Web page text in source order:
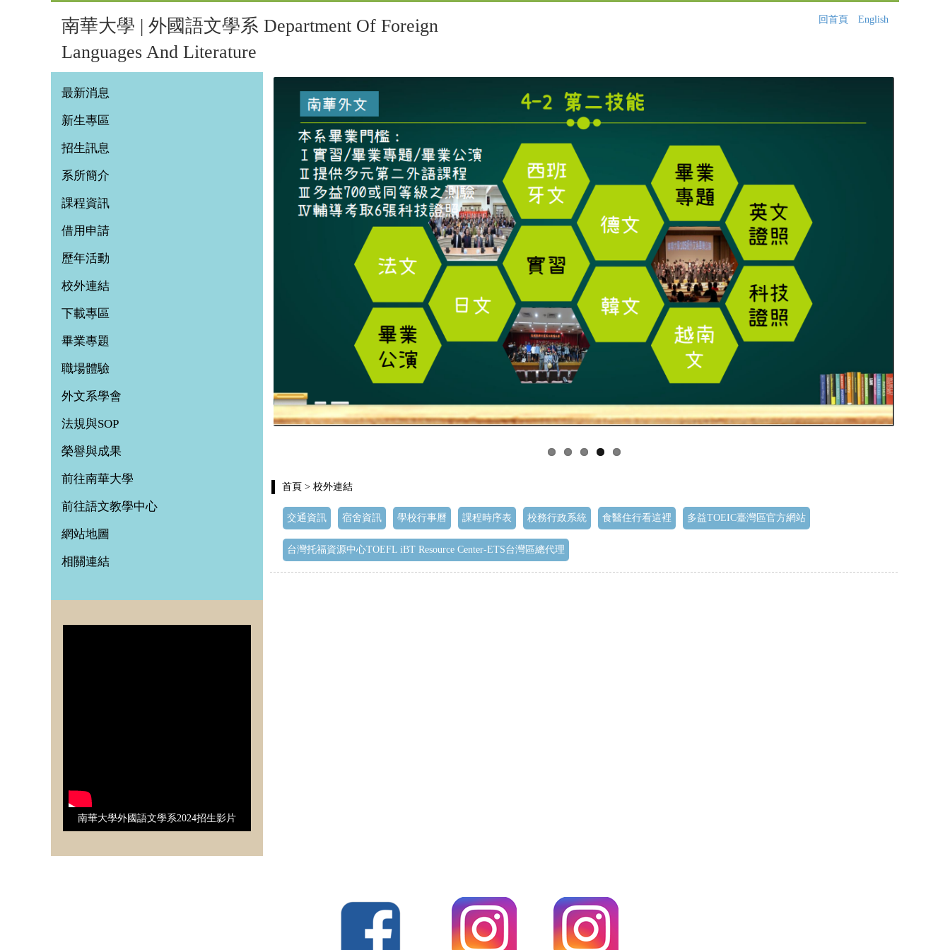
南華大學 | 外國語文學系 Department Of Foreign
Languages And Literature
回首頁 English
最新消息
新生專區
招生訊息
系所簡介
課程資訊
借用申請
歷年活動
校外連結
下載專區
畢業專題
職場體驗
外文系學會
法規與SOP
榮譽與成果
前往南華大學
前往語文教學中心
網站地圖
相關連結
南華大學外國語文學系2024招生影片
首頁 > 校外連結
交通資訊 宿舍資訊 學校行事曆 課程時序表 校務行政系統 食醫住行看這裡 多益TOEIC臺灣區官方網站
台灣托福資源中心TOEFL iBT Resource Center-ETS台灣區總代理